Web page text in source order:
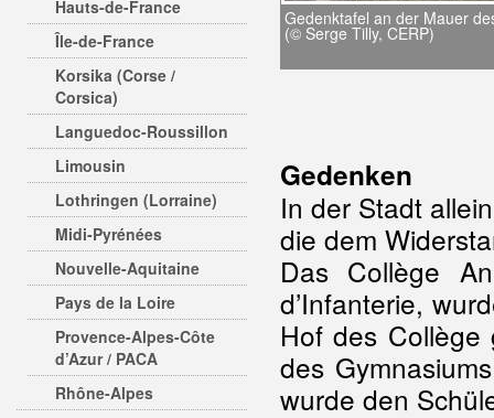
Hauts-de-France
Île-de-France
Korsika (Corse /
Corsica)
Languedoc-Roussillon
Limousin
Lothringen (Lorraine)
Midi-Pyrénées
Nouvelle-Aquitaine
Pays de la Loire
Provence-Alpes-Côte
d’Azur / PACA
Rhône-Alpes
Gedenktafel an der Mauer
(© Serge Tilly, CERP)
Gedenken
In der Stadt
die dem
Das Collège
d’Infanterie,
Hof des
des
wurde den